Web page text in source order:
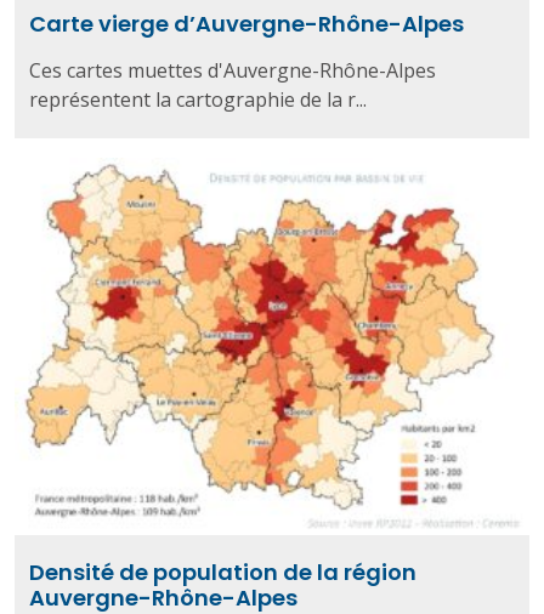
Carte vierge d’Auvergne-Rhône-Alpes
Ces cartes muettes d'Auvergne-Rhône-Alpes
représentent la cartographie de la r...
Densité de population de la région
Auvergne-Rhône-Alpes